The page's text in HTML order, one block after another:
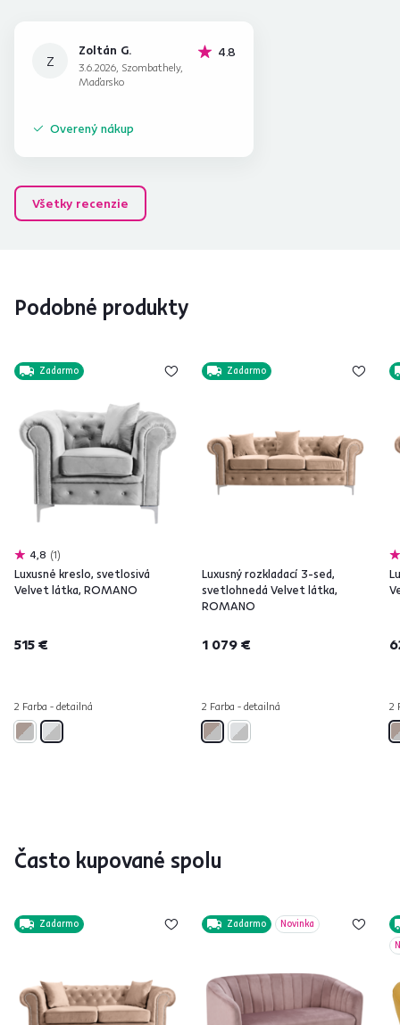
Z
Zoltán G.
3.6.2026, Szombathely,
Maďarsko
4.8
Overený nákup
Všetky recenzie
Podobné produkty
Zadarmo
4,8 1
Luxusné kreslo, svetlosivá
Velvet látka, ROMANO
515 €
2 Farba - detailná
Zadarmo
Luxusný rozkladací 3-sed,
svetlohnedá Velvet látka,
ROMANO
1 079 €
2 Farba - detailná 2
Často kupované spolu
Zadarmo Zadarmo Novinka